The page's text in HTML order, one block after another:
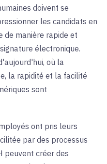
doivent se
les candidats en
manière rapide et
électronique.
où la
la rapidité et la facilité
sont
ont pris leurs
par des processus
peuvent créer des